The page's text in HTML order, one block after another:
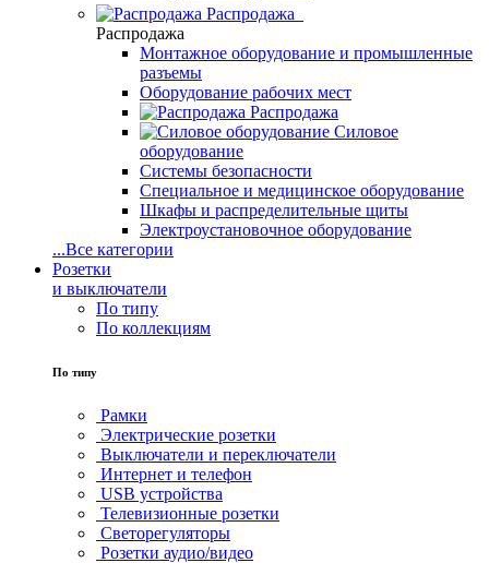
Распродажа
Распродажа
Монтажное оборудование и промышленные
разъемы
Оборудование рабочих мест
Распродажа
Силовое
оборудование
Системы безопасности
Специальное и медицинское оборудование
Шкафы и распределительные щиты
Электроустановочное оборудование
...Все категории
Розетки
и выключатели
По типу
По коллекциям
По типу
Рамки
Электрические розетки
Выключатели и переключатели
Интернет и телефон
USB устройства
Телевизионные розетки
Светорегуляторы
Розетки аудио/видео